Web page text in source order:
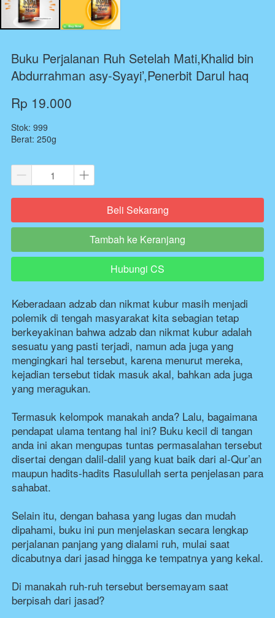
Buku Perjalanan Ruh Setelah Mati,Khalid bin
Abdurrahman asy-Syayi’,Penerbit Darul haq
Rp 19.000
Stok: 999
Berat: 250g
`Beli Sekarang
`
Tambah ke Keranjang
`Hubungi CS
Keberadaan adzab dan nikmat kubur masih menjadi
polemik di tengah masyarakat kita sebagian tetap
berkeyakinan bahwa adzab dan nikmat kubur adalah
sesuatu yang pasti terjadi, namun ada juga yang
mengingkari hal tersebut, karena menurut mereka,
kejadian tersebut tidak masuk akal, bahkan ada juga
yang meragukan.
Termasuk kelompok manakah anda? Lalu, bagaimana
pendapat ulama tentang hal ini? Buku kecil di tangan
anda ini akan mengupas tuntas permasalahan tersebut
disertai dengan dalil-dalil yang kuat baik dari al-Qur’an
maupun hadits-hadits Rasulullah serta penjelasan para
sahabat.
Selain itu, dengan bahasa yang lugas dan mudah
dipahami, buku ini pun menjelaskan secara lengkap
perjalanan panjang yang dialami ruh, mulai saat
Di manakah ruh-ruh tersebut bersemayam saat
berpisah dari jasad?